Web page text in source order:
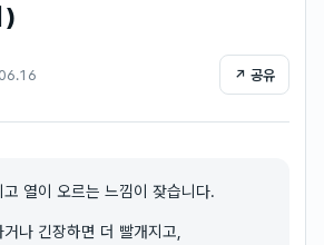
)
↗ 공유
열이 오르는 느낌이 잦습니다.
나 긴장하면 더 빨개지고,